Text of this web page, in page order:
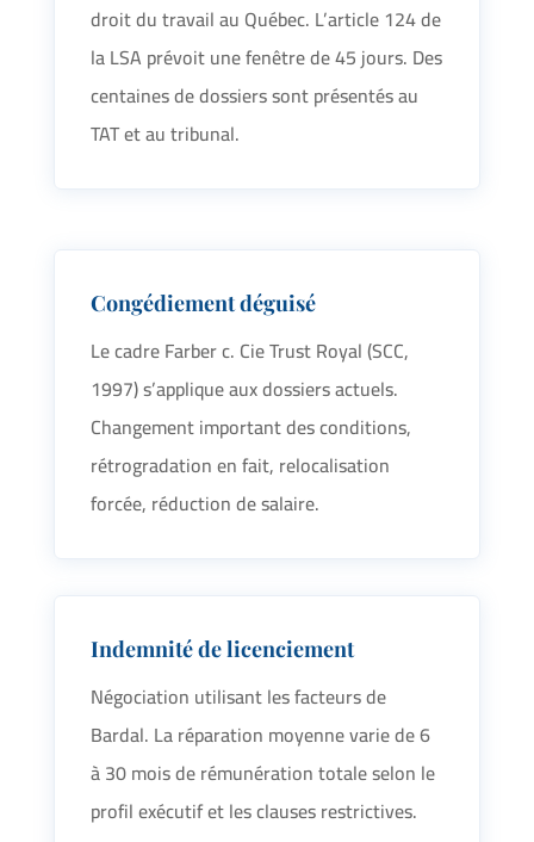
droit du travail au Québec. L’article 124 de
la LSA prévoit une fenêtre de 45 jours. Des
centaines de dossiers sont présentés au
TAT et au tribunal.
Congédiement déguisé
Le cadre Farber c. Cie Trust Royal (SCC,
1997) s’applique aux dossiers actuels.
Changement important des conditions,
rétrogradation en fait, relocalisation
forcée, réduction de salaire.
Indemnité de licenciement
Négociation utilisant les facteurs de
Bardal. La réparation moyenne varie de 6
à 30 mois de rémunération totale selon le
profil exécutif et les clauses restrictives.